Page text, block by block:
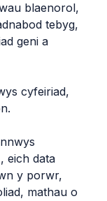
blaenorol,
tebyg,
geni a
cyfeiriad,
eich data
y porwr,
mathau o